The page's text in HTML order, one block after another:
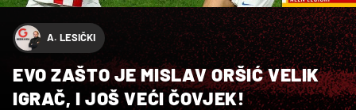
A. LESIČKI
EVO ZAŠTO JE MISLAV ORŠIĆ VELIK
IGRAČ, I JOŠ VEĆI ČOVJEK!